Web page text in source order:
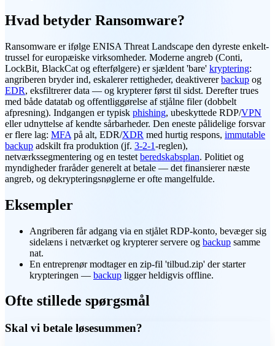
Hvad betyder Ransomware?
Ransomware er ifølge ENISA Threat Landscape den dyreste enkelt-
trussel for europæiske virksomheder. Moderne angreb (Conti,
LockBit, BlackCat og efterfølgere) er sjældent 'bare' kryptering:
angriberen bryder ind, eskalerer rettigheder, deaktivererbackup og
EDR, eksfiltrerer data — og krypterer først til sidst. Derefter trues
med både datatab og offentliggørelse af stjålne filer (dobbelt
afpresning). Indgangen er typisk phishing, ubeskyttede RDP/VPN
eller udnyttelse af kendte sårbarheder. Den eneste pålidelige forsvar
er flere lag: MFA på alt, EDR/XDR med hurtig respons, immutable
backup adskilt fra produktion (jf. 3-2-1-reglen),
netværkssegmentering og en testet beredskabsplan. Politiet og
myndigheder fraråder generelt at betale — det finansierer næste
angreb, og dekrypteringsnøglerne er ofte mangelfulde.
Eksempler
Angriberen får adgang via en stjålet RDP-konto, bevæger sig
sidelæns i netværket og krypterer servere og backup samme
nat.
En entreprenør modtager en zip-fil 'tilbud.zip' der starter
krypteringen — backup ligger heldigvis offline.
Ofte stillede spørgsmål
Skal vi betale løsesummen?